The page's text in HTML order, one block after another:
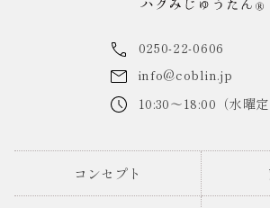
0250-22-0606
info@coblin.jp
10:30～18:00（水曜定
コンセプト